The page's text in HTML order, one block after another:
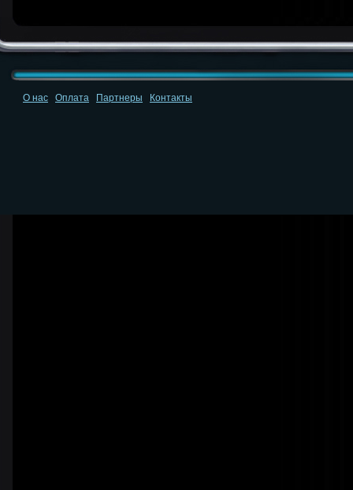
О нас Оплата Партнеры Контакты